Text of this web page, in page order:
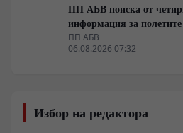
ПП АБВ поиска от
информация за
чужди военни самолети у
ПП АБВ
06.08.2026 07:32
Избор на редактора